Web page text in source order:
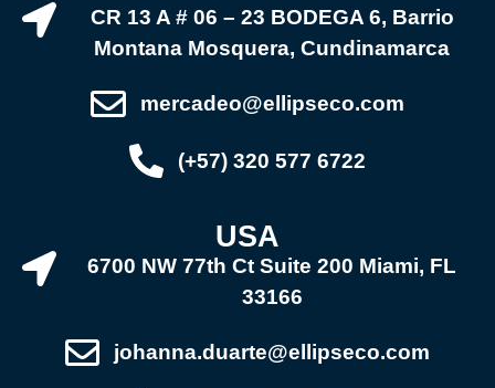
CR 13 A # 06 – 23 BODEGA 6, Barrio
Montana Mosquera, Cundinamarca
mercadeo@ellipseco.com
(+57) 320 577 6722
USA
6700 NW 77th Ct Suite 200 Miami, FL
33166
johanna.duarte@ellipseco.com